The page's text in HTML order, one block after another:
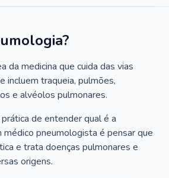
da medicina que cuida das vias
incluem traqueia, pulmões,
e alvéolos pulmonares.
de entender qual é a
médico pneumologista é pensar que
e trata doenças pulmonares e
origens.